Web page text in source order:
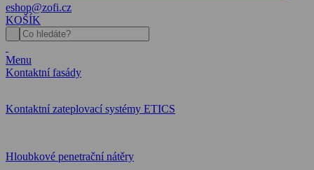
eshop@zofi.cz
KOŠÍK
Menu
Kontaktní fasády
Kontaktní zateplovací systémy ETICS
Hloubkové penetrační nátěry